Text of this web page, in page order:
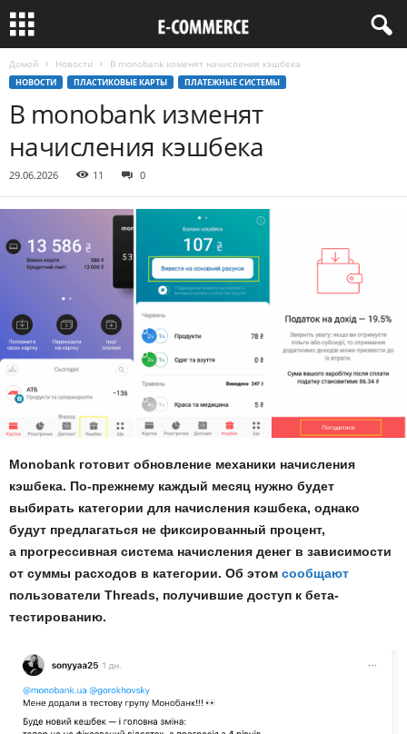
Домой Новости В monobank изменят начисления кэшбека
НОВОСТИ ПЛАСТИКОВЫЕ КАРТЫ ПЛАТЕЖНЫЕ СИСТЕМЫ
В monobank изменят
начисления кэшбека
29.06.2026 11 0
Monobank готовит обновление механики начисления
кэшбека. По-прежнему каждый месяц нужно будет
выбирать категории для начисления кэшбека, однако
будут предлагаться не фиксированный процент,
а прогрессивная система начисления денег в зависимости
от суммы расходов в категории. Об этом сообщают
пользователи Threads, получившие доступ к бета-
тестированию.